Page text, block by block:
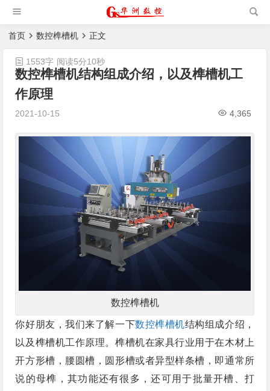
|猫抓板生产设备|非标
自动化设备
首页 数控榫槽机 正文
数控榫槽机结构组成介绍，以及榫槽机工
作原理
2021-10-15 4,365
1553字 阅读5分10秒
数控榫槽机
你好朋友，我们来了解一下数控榫槽机结构组成介绍，
以及榫槽机工作原理。榫槽机在家具行业用于在木材上
开方形槽，腰圆槽，圆形槽或者异型样条槽，即通常所
说的母榫，其功能还有很多，还可用于批量开槽、打